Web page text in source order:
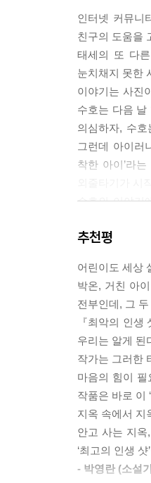
“그래! 불쌍하다
바닥에 주저앉
“불쌍해서 미
모든 걸 다 남
--- p.147
인터넷 커뮤니
친구의 도움을
태세의 또 다른
눈치채지 못한
이야기는 사진
수호는 다음 날
의심하자, 수
그런데 아이러
착한 아이’라
수호의 이야기
빚어냈다.
한 줄기 빛에
시선의 틀에
누군가의 사
뿐인데.
마찬가지로
비치지만, 사
간직한 피해
아빠의 약육
입체성은 작품
아이들이 지
불안해하게
추천평
어린이도 세상
박온, 거친 아
전부인데, 그
『최악의 인
우리는 알게 된
작가는 그러한
마음의 힘이
작품은 바로 이
지옥 속에서 지
안고 사는 지
‘최고의 인생
- 박영란 (소설